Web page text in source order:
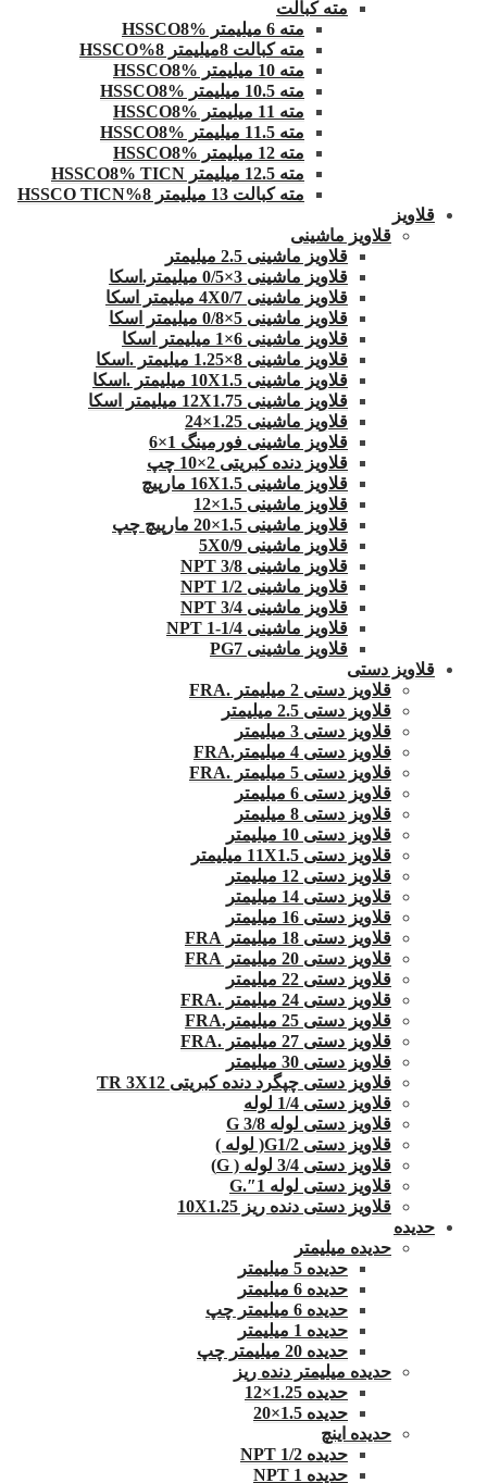
مته کبالت
مته 6 میلیمتر HSSCO8%
مته کبالت 8میلیمتر 8%HSSCO
مته 10 میلیمتر HSSCO8%
مته 10.5 میلیمتر HSSCO8%
مته 11 میلیمتر HSSCO8%
مته 11.5 میلیمتر HSSCO8%
مته 12 میلیمتر HSSCO8%
مته 12.5 میلیمتر HSSCO8% TICN
مته کبالت 13 میلیمتر 8%HSSCO TICN
قلاویز
قلاویز ماشینی
قلاویز ماشینی 2.5 میلیمتر
قلاویز ماشینی 3×0/5 میلیمتر.اسکا
قلاویز ماشینی 4X0/7 میلیمتر اسکا
قلاویز ماشینی 5×0/8 میلیمتر اسکا
قلاویز ماشینی 6×1 میلیمتر اسکا
قلاویز ماشینی 8×1.25 میلیمتر .اسکا
قلاویز ماشینی 10X1.5 میلیمتر .اسکا
قلاویز ماشینی 12X1.75 میلیمتر اسکا
قلاویز ماشینی 1.25×24
قلاویز ماشینی فورمینگ 1×6
قلاویز دنده کبریتی 2×10 چپ
قلاویز ماشینی 16X1.5 مارپیچ
قلاویز ماشینی 1.5×12
قلاویز ماشینی 1.5×20 مارپیچ چپ
قلاویز ماشینی 5X0/9
قلاویز ماشینی 3/8 NPT
قلاویز ماشینی 1/2 NPT
قلاویز ماشینی 3/4 NPT
قلاویز ماشینی 1/4-1 NPT
قلاویز ماشینی PG7
قلاویز دستی
قلاویز دستی 2 میلیمتر .FRA
قلاویز دستی 2.5 میلیمتر
قلاویز دستی 3 میلیمتر
قلاویز دستی 4 میلیمتر.FRA
قلاویز دستی 5 میلیمتر .FRA
قلاویز دستی 6 میلیمتر
قلاویز دستی 8 میلیمتر
قلاویز دستی 10 میلیمتر
قلاویز دستی 11X1.5 میلیمتر
قلاویز دستی 12 میلیمتر
قلاویز دستی 14 میلیمتر
قلاویز دستی 16 میلیمتر
قلاویز دستی 18 میلیمتر FRA
قلاویز دستی 20 میلیمتر FRA
قلاویز دستی 22 میلیمتر
قلاویز دستی 24 میلیمتر .FRA
قلاویز دستی 25 میلیمتر.FRA
قلاویز دستی 27 میلیمتر .FRA
قلاویز دستی 30 میلیمتر
قلاویز دستی چپگرد دنده کبریتی TR 3X12
قلاویز دستی 1/4 لوله
قلاویز دستی لوله G 3/8
قلاویز دستی G1/2( لوله )
قلاویز دستی 3/4 لوله ( G)
قلاویز دستی لوله 1″.G
قلاویز دستی دنده ریز 10X1.25
حدیده
حدیده میلیمتر
حدیده 5 میلیمتر
حدیده 6 میلیمتر
حدیده 6 میلیمتر چپ
حدیده 1 میلیمتر
حدیده 20 میلیمتر چپ
حدیده میلیمتر دنده ریز
حدیده 1.25×12
حدیده 1.5×20
حدیده اینچ
حدیده 1/2 NPT
حدیده NPT 1